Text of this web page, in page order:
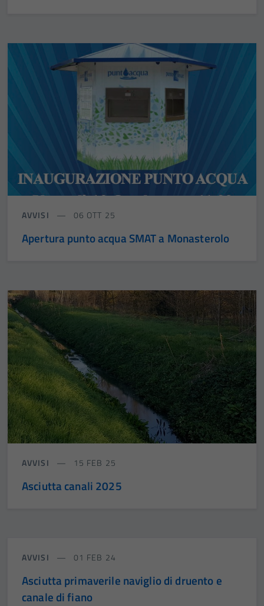
AVVISI 06 OTT 25
Apertura punto acqua SMAT a Monasterolo
AVVISI 15 FEB 25
Asciutta canali 2025
AVVISI 01 FEB 24
Asciutta primaverile naviglio di druento e
canale di fiano